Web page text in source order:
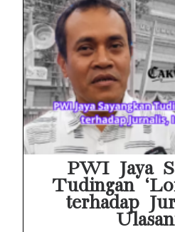
PWI Jaya
Tudingan
terhadap